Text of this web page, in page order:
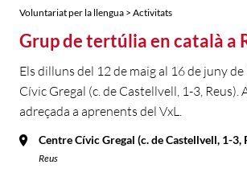
Voluntariat per la llengua > Activitats
Grup de tertúlia en català a
Els dilluns del 12 de maig al 16 de juny
Cívic Gregal (c. de Castellvell, 1-3,
adreçada a aprenents del VxL.
Centre Cívic Gregal (c. de Castellvell, 1-3,
Reus